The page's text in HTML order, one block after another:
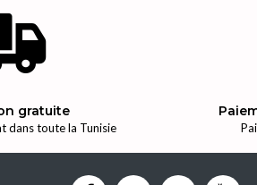
gratuite
dans toute la Tunisie